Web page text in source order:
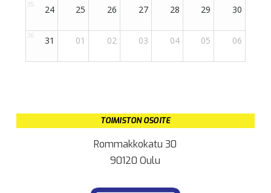
TOIMISTON OSOITE
Rommakkokatu 30
90120 Oulu